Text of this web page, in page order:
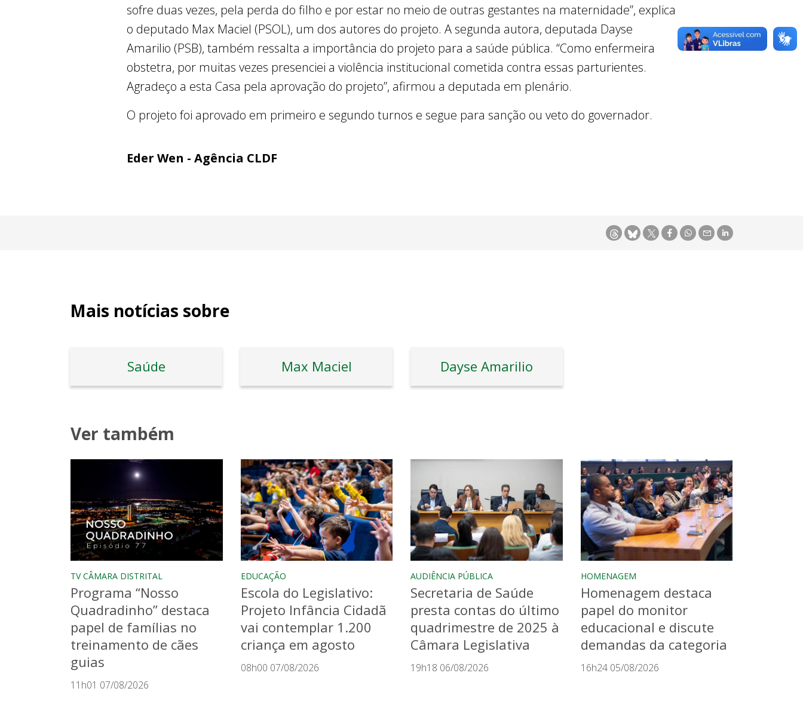
sofre duas vezes, pela perda do filho e por estar no meio de outras gestantes na maternidade”, explica
o deputado Max Maciel (PSOL), um dos autores do projeto. A segunda autora, deputada Dayse
Amarilio (PSB), também ressalta a importância do projeto para a saúde pública. “Como enfermeira
obstetra, por muitas vezes presenciei a violência institucional cometida contra essas parturientes.
Agradeço a esta Casa pela aprovação do projeto”, afirmou a deputada em plenário.
O projeto foi aprovado em primeiro e segundo turnos e segue para sanção ou veto do governador.
Eder Wen - Agência CLDF
Mais notícias sobre
Saúde Max Maciel Dayse Amarilio
Ver também
TV CÂMARA DISTRITAL
Programa “Nosso
Quadradinho” destaca
papel de famílias no
treinamento de cães
guias
11h01 07/08/2026
EDUCAÇÃO
Escola do Legislativo:
Projeto Infância Cidadã
vai contemplar 1.200
criança em agosto
08h00 07/08/2026
AUDIÊNCIA PÚBLICA
Secretaria de Saúde
presta contas do último
quadrimestre de 2025 à
Câmara Legislativa
19h18 06/08/2026
HOMENAGEM
Homenagem destaca
papel do monitor
educacional e discute
demandas da categoria
16h24 05/08/2026